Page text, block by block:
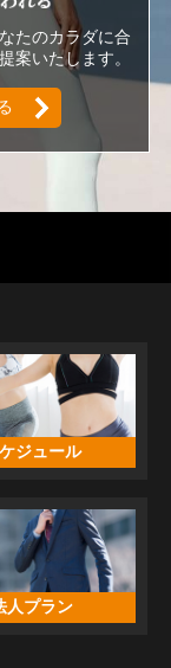
たのカラダに合
案いたします。
ジュール
人プラン